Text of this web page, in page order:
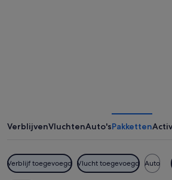
VerblijvenVluchtenAuto'sPakketten
Verblijf toegevoegd Vlucht toegevoegd Auto